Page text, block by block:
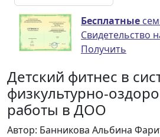
Бесплатные
Свидетельство
Получить
Детский фитнес в
физкультурно-
работы в ДОО
Автор: Банникова Альбина